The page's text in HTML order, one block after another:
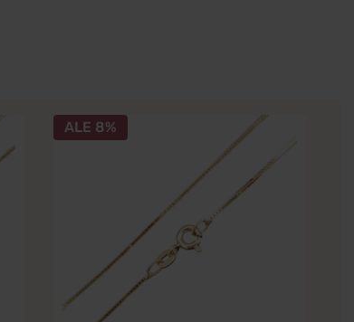
ALE 8%
Tällä
tuotteella
valinnat
tuotteen
sivulla.